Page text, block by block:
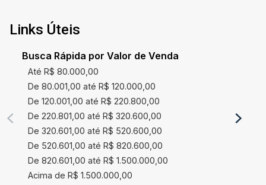
Links Úteis
Busca Rápida por Valor de Venda
Até R$ 80.000,00
De 80.001,00 até R$ 120.000,00
De 120.001,00 até R$ 220.800,00
De 220.801,00 até R$ 320.600,00
De 320.601,00 até R$ 520.600,00
De 520.601,00 até R$ 820.600,00
De 820.601,00 até R$ 1.500.000,00
Acima de R$ 1.500.000,00